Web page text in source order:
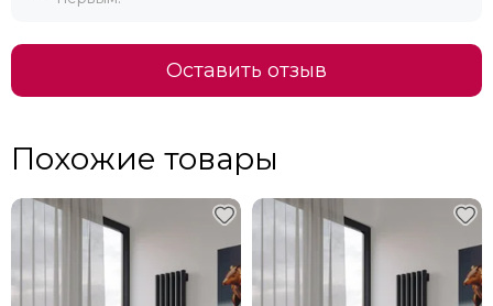
Оставить отзыв
Похожие товары